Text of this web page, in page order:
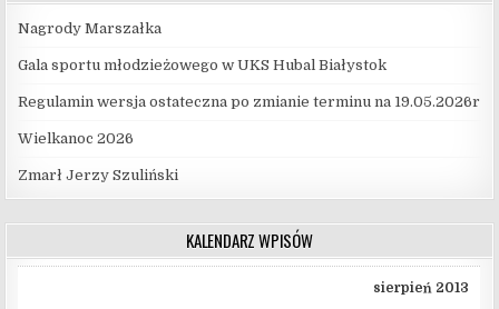
Nagrody Marszałka
Gala sportu młodzieżowego w UKS Hubal Białystok
Regulamin wersja ostateczna po zmianie terminu na 19.05.2026r
Wielkanoc 2026
Zmarł Jerzy Szuliński
KALENDARZ WPISÓW
sierpień 2013